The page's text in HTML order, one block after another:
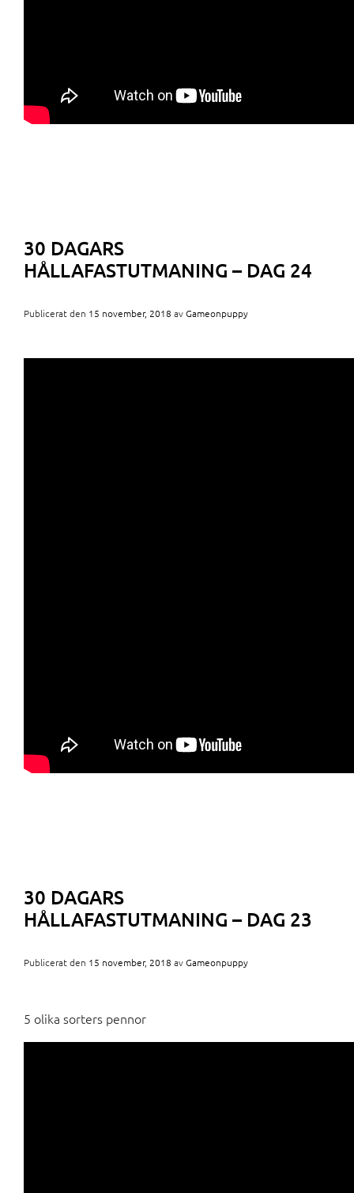
30 DAGARS
HÅLLAFASTUTMANING – DAG 24
Publicerat den 15 november, 2018 avGameonpuppy
30 DAGARS
HÅLLAFASTUTMANING – DAG 23
Publicerat den 15 november, 2018 avGameonpuppy
5 olika sorters pennor